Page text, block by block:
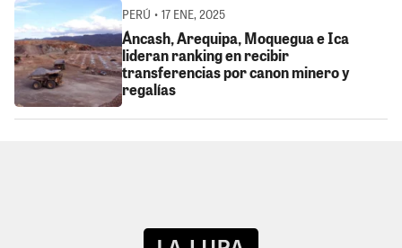
PERÚ • 17 ENE, 2025
Áncash, Arequipa, Moquegua e Ica
lideran ranking en recibir
transferencias por canon minero y
regalías